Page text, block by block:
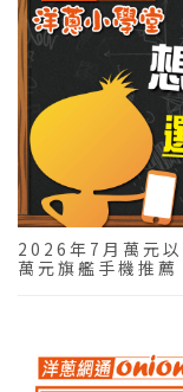
2026年7月萬元
萬元旗艦手機推薦